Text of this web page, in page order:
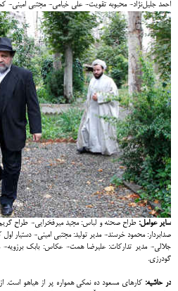
احمد جلیل‌نژاد- محبوبه تقویت- علی خیامی- مجتبی امینی-
سایر عوامل: طراح صحنه و لباس: مجید میر‌فخرایی- طراح
صدا‌بردار: محمود خرسند- مدیر تولید: مجتبی امینی- دستیار
جلالی- مدیر تدارکات: علیرضا همت- عکاس‌: بابک
گودرزی.
در حاشیه: کارهای مسعود ده نمکی همواره پر از هیاهو است.